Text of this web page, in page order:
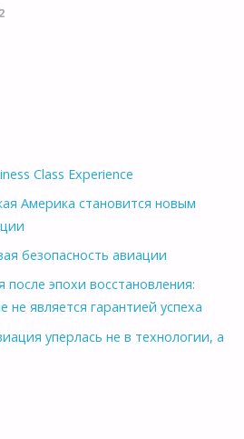
Class Experience
Америка становится новым
безопасность авиации
после эпохи восстановления:
является гарантией успеха
уперлась не в технологии, а